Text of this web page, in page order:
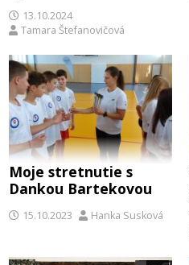
jej tanečnej ceste a
úspechoch
13.10.2024
Tamara Štefanovičová
Moje stretnutie s
Dankou Bartekovou
15.10.2023 Hanka Susková